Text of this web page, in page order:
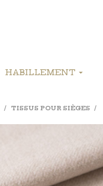
HABILLEMENT
TISSUS POUR SIÈGES